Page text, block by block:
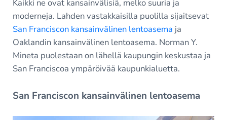
Kaikki ne ovat kansainvälisiä, melko suuria ja
moderneja. Lahden vastakkaisilla puolilla sijaitsevat
San Franciscon kansainvälinen lentoasema ja
Oaklandin kansainvälinen lentoasema. Norman Y.
Mineta puolestaan on lähellä kaupungin keskustaa ja
San Franciscoa ympäröivää kaupunkialuetta.
San Franciscon kansainvälinen lentoasema